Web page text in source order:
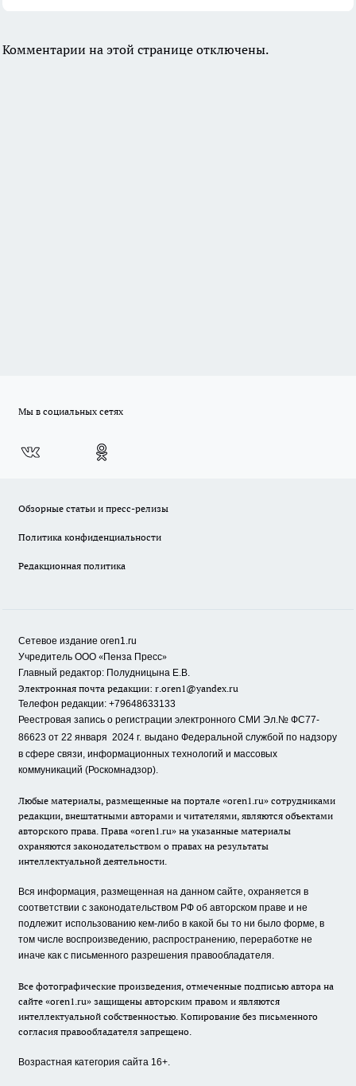
Комментарии на этой странице отключены.
Мы в социальных сетях
Обзорные статьи и пресс-релизы
Политика конфиденциальности
Редакционная политика
Сетевое издание oren1.ru
Учредитель ООО «Пенза Пресс»
Главный редактор: Полудницына Е.В.
Электронная почта редакции: r.oren1@yandex.ru
Телефон редакции: +79648633133
Реестровая запись о регистрации электронного СМИ Эл.№ ФС77-
86623 от 22 января 2024 г. выдано Федеральной службой по надзору
в сфере связи, информационных технологий и массовых
коммуникаций (Роскомнадзор).
Любые материалы, размещенные на портале «oren1.ru» сотрудниками
редакции, внештатными авторами и читателями, являются объектами
авторского права. Права «oren1.ru» на указанные материалы
охраняются законодательством о правах на результаты
интеллектуальной деятельности.
Вся информация, размещенная на данном сайте, охраняется в
соответствии с законодательством РФ об авторском праве и не
подлежит использованию кем-либо в какой бы то ни было форме, в
том числе воспроизведению, распространению, переработке не
иначе как с письменного разрешения правообладателя.
Все фотографические произведения, отмеченные подписью автора на
сайте «oren1.ru» защищены авторским правом и являются
интеллектуальной собственностью. Копирование без письменного
согласия правообладателя запрещено.
Возрастная категория сайта 16+.